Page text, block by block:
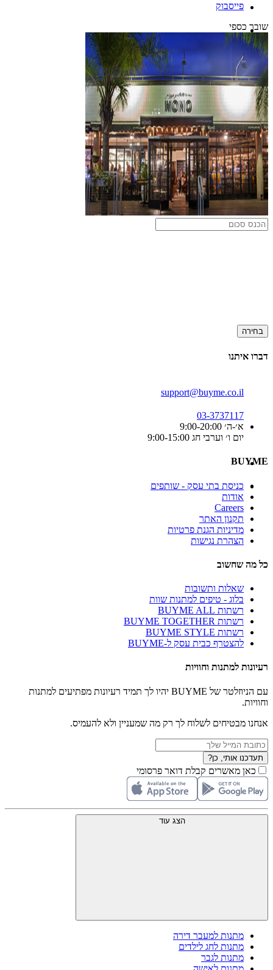
פייסבוק
שובר כספי
בחירה
דברו איתנו
support@buyme.co.il
03-3737117
א׳-ה׳ 9:00-20:00
יום ו׳ וערבי חג 9:00-15:00
BUYME
כניסת בתי עסק - שותפים
אודות
Careers
תקנון האתר
מדיניות הגנת פרטיות
הצהרת נגישות
כל מה שחשוב
שאלות ותשובות
בלוג - טיפים למתנות שוות
רשתות BUYME ALL
רשתות BUYME TOGETHER
רשתות BUYME STYLE
להצטרף כבית עסק ל-BUYME
רעיונות למתנות וחוויות
עם הניוזלטר של BUYME יהיו לך תמיד רעיונות מפתיעים למתנות
וחוויות.
אנחנו מבטיחים לשלוח לך רק מה שמעניין ולא להעמיס.
תעדכנו אותי, כן?
כאן מאשרים קבלת דואר פרסומי
הצג עוד
מתנות למעבר דירה
מתנות לחג לילדים
מתנות לגבר